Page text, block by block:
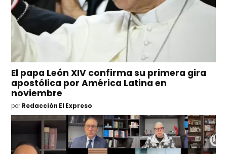
El papa León XIV confirma su primera gira
apostólica por América Latina en
noviembre
por Redacción El Expreso